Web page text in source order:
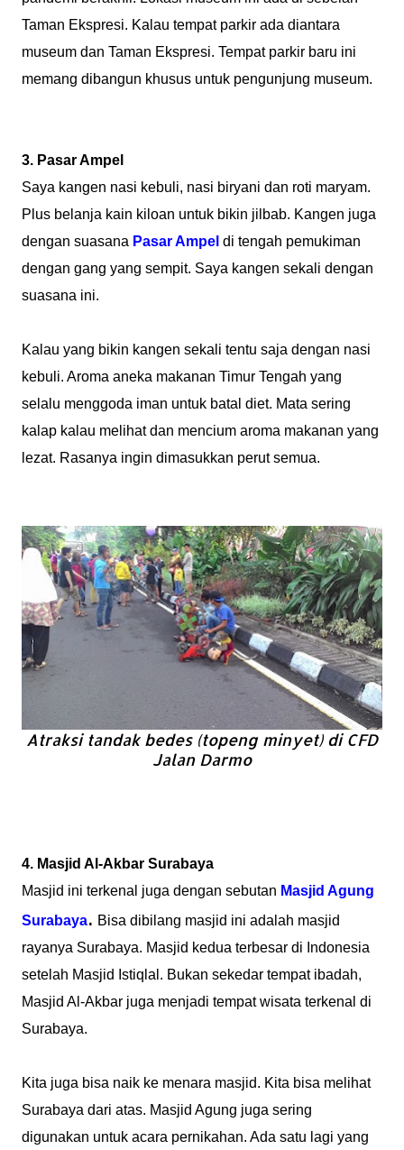
Taman Ekspresi. Kalau tempat parkir ada diantara
museum dan Taman Ekspresi. Tempat parkir baru ini
memang dibangun khusus untuk pengunjung museum.
3. Pasar Ampel
Saya kangen nasi kebuli, nasi biryani dan roti maryam.
Plus belanja kain kiloan untuk bikin jilbab. Kangen juga
dengan suasana Pasar Ampel di tengah pemukiman
dengan gang yang sempit. Saya kangen sekali dengan
suasana ini.
Kalau yang bikin kangen sekali tentu saja dengan nasi
kebuli. Aroma aneka makanan Timur Tengah yang
selalu menggoda iman untuk batal diet. Mata sering
kalap kalau melihat dan mencium aroma makanan yang
lezat. Rasanya ingin dimasukkan perut semua.
Atraksi tandak bedes (topeng minyet) di CFD
Jalan Darmo
4. Masjid Al-Akbar Surabaya
Masjid ini terkenal juga dengan sebutan Masjid Agung
Surabaya. Bisa dibilang masjid ini adalah masjid
rayanya Surabaya. Masjid kedua terbesar di Indonesia
setelah Masjid Istiqlal. Bukan sekedar tempat ibadah,
Masjid Al-Akbar juga menjadi tempat wisata terkenal di
Surabaya.
Kita juga bisa naik ke menara masjid. Kita bisa melihat
Surabaya dari atas. Masjid Agung juga sering
digunakan untuk acara pernikahan. Ada satu lagi yang